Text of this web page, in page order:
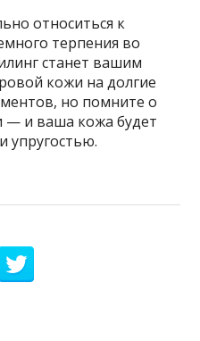
относиться к
терпения во
станет вашим
кожи на долгие
но помните о
— и ваша кожа будет
упругостью.